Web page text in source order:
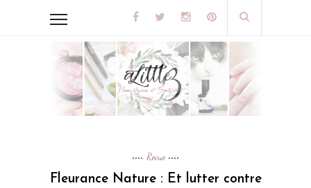
Revue
Fleurance Nature : Et lutter contre